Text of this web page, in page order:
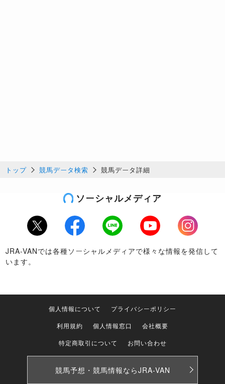
トップ 競馬データ検索 競馬データ詳細
ソーシャルメディア
Twitter Facebook LINE Youtube
Instagram
JRA-VANでは各種ソーシャルメディアで様々な情報を発信して
います。
個人情報について
プライバシーポリシー
利用規約
個人情報窓口
会社概要
特定商取引について
お問い合わせ
競馬予想・競馬情報ならJRA-VAN